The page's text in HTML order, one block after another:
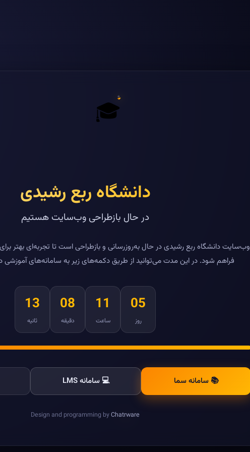
🎓
دانشگاه ربع رشیدی
در حال بازطراحی وب‌سایت هستیم
وب‌سایت دانشگاه ربع رشیدی در حال به‌روزرسانی و بازطراحی است تا تجربه‌ای بهتر
فراهم شود. در این مدت می‌توانید از طریق دکمه‌های زیر به سامانه‌های
05
روز
11
ساعت
08
دقیقه
13
ثانیه
📚 سامانه سما 💻 سامانه LMS
Design and programming byChatrware